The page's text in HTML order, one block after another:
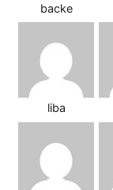
backe
liba